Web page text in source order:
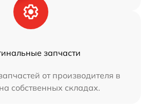
запчасти
от производителя в
собственных складах.